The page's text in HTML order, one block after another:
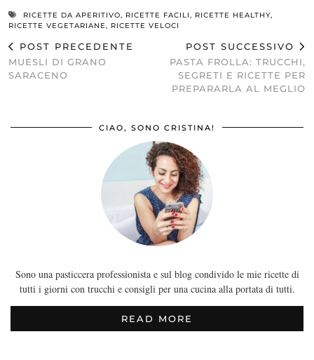
RICETTE DA APERITIVO, RICETTE FACILI, RICETTE HEALTHY,
RICETTE VEGETARIANE, RICETTE VELOCI
POST PRECEDENTE
MUESLI DI GRANO
SARACENO
POST SUCCESSIVO
PASTA FROLLA: TRUCCHI,
SEGRETI E RICETTE PER
PREPARARLA AL MEGLIO
CIAO, SONO CRISTINA!
Sono una pasticcera professionista e sul blog condivido le mie ricette di
tutti i giorni con trucchi e consigli per una cucina alla portata di tutti.
READ MORE